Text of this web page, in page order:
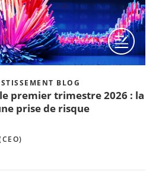
BLOG
premier trimestre 2026 : la
prise de risque